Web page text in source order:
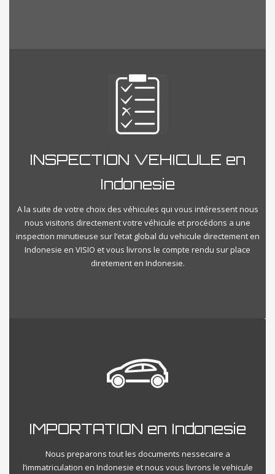
INSPECTION VEHICULE en
Indonesie
A la suite de votre choix des véhicules qui vous intéressent nous
nous visitons directement votre véhicule et procédons a une
inspection minutieuse sur l’etat global du vehicule directement en
Indonesie en VISIO et vous livrons le compte rendu sur place
diretement en Indonesie.
IMPORTATION en Indonesie
Nous preparons tout les documents nessecaire a
l’immatriculation en Indonesie et nous vous livrons le vehicule